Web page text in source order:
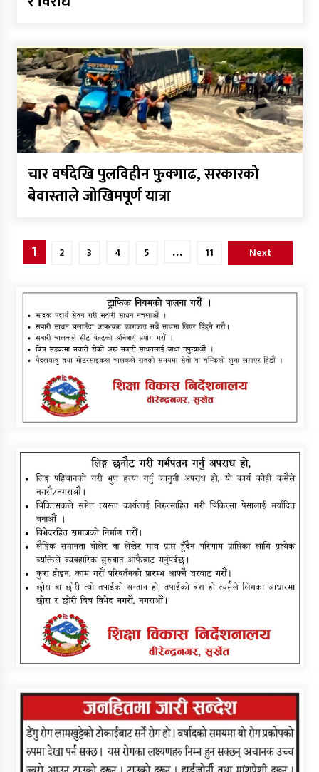
चार वर्षदेखि पुलविहीन फुक्गाढ, सरकारको
बेवास्ताले जोखिमपूर्ण यात्रा
Posts
pagination
1 2 3 4 5 … 11 Next